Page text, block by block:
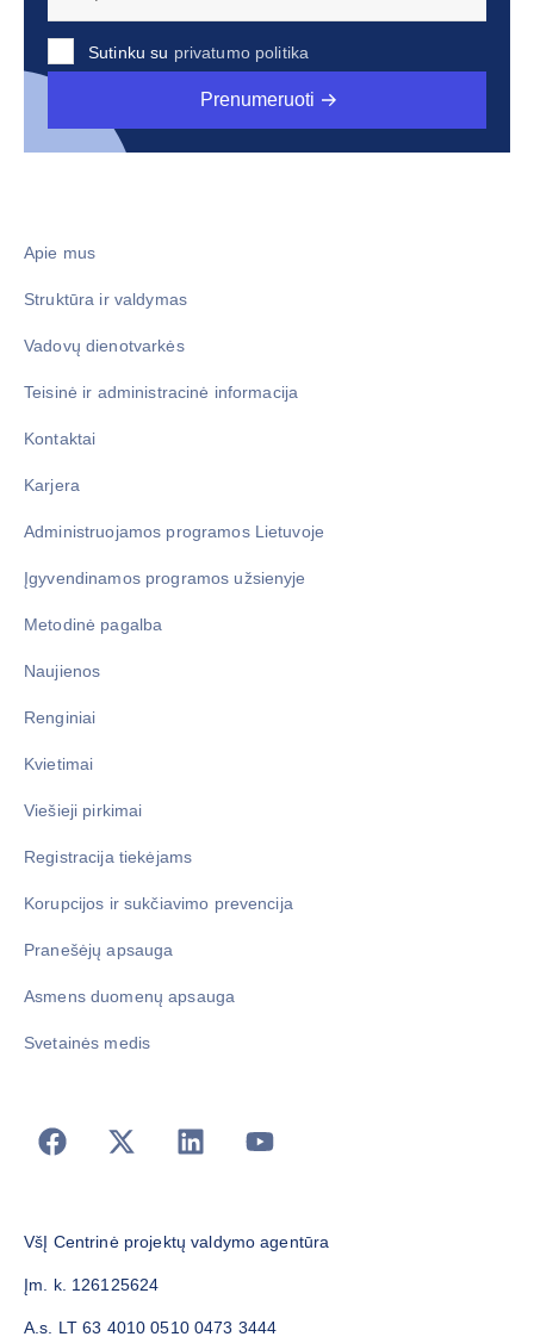
Sutinku su privatumo politika
Prenumeruoti
Apie mus
Struktūra ir valdymas
Vadovų dienotvarkės
Teisinė ir administracinė informacija
Kontaktai
Karjera
Administruojamos programos Lietuvoje
Įgyvendinamos programos užsienyje
Metodinė pagalba
Naujienos
Renginiai
Kvietimai
Viešieji pirkimai
Registracija tiekėjams
Korupcijos ir sukčiavimo prevencija
Pranešėjų apsauga
Asmens duomenų apsauga
Svetainės medis
VšĮ Centrinė projektų valdymo agentūra
Įm. k. 126125624
A.s. LT 63 4010 0510 0473 3444